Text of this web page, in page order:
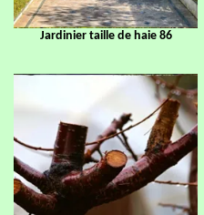
Jardinier taille de haie 86